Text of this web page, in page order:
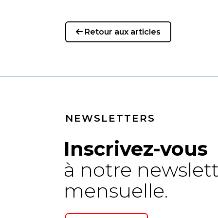
Retour aux articles
NEWSLETTERS
Inscrivez-vous
à notre
mensuelle.